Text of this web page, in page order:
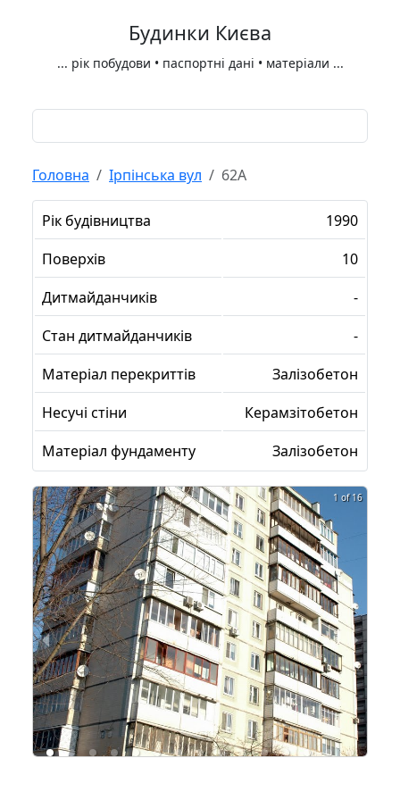
Будинки Києва
... рік побудови • паспортні дані • матеріали ...
Головна Ірпінська вул 62А
Рік будівництва
1990
Поверхів
10
Дитмайданчиків
-
Стан дитмайданчиків
-
Матеріал перекриттів
Залізобетон
Несучі стіни
Керамзітобетон
Матеріал фундаменту
Залізобетон
1 of 16